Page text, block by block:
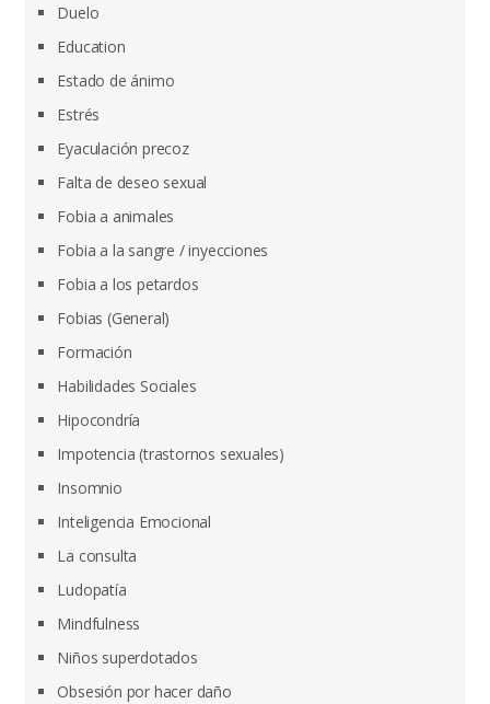
Duelo
Education
Estado de ánimo
Estrés
Eyaculación precoz
Falta de deseo sexual
Fobia a animales
Fobia a la sangre / inyecciones
Fobia a los petardos
Fobias (General)
Formación
Habilidades Sociales
Hipocondría
Impotencia (trastornos sexuales)
Insomnio
Inteligencia Emocional
La consulta
Ludopatía
Mindfulness
Niños superdotados
Obsesión por hacer daño